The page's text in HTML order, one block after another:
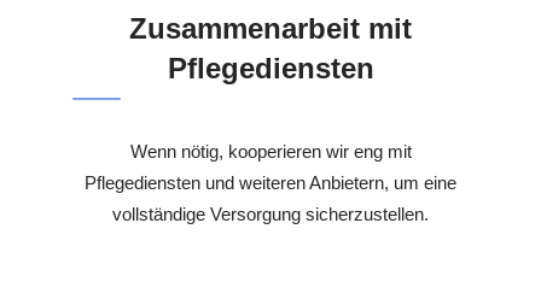
Zusammenarbeit mit
Pflegediensten
Wenn nötig, kooperieren wir eng mit
Pflegediensten und weiteren Anbietern, um eine
vollständige Versorgung sicherzustellen.